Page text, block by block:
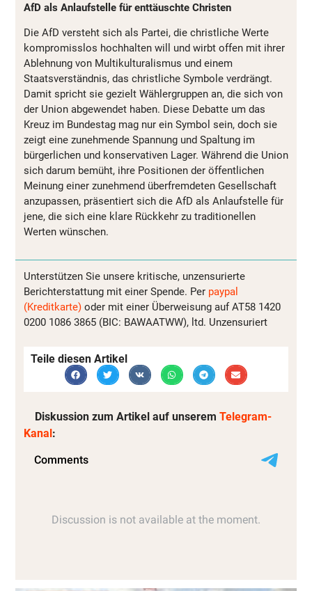
AfD als Anlaufstelle für enttäuschte Christen
Die AfD versteht sich als Partei, die christliche Werte
kompromisslos hochhalten will und wirbt offen mit ihrer
Ablehnung von Multikulturalismus und einem
Staatsverständnis, das christliche Symbole verdrängt.
Damit spricht sie gezielt Wählergruppen an, die sich von
der Union abgewendet haben. Diese Debatte um das
Kreuz im Bundestag mag nur ein Symbol sein, doch sie
zeigt eine zunehmende Spannung und Spaltung im
bürgerlichen und konservativen Lager. Während die Union
sich darum bemüht, ihre Positionen der öffentlichen
Meinung einer zunehmend überfremdeten Gesellschaft
anzupassen, präsentiert sich die AfD als Anlaufstelle für
jene, die sich eine klare Rückkehr zu traditionellen
Werten wünschen.
Unterstützen Sie unsere kritische, unzensurierte
Berichterstattung mit einer Spende. Per paypal
(Kreditkarte) oder mit einer Überweisung auf AT58 1420
0200 1086 3865 (BIC: BAWAATWW), ltd. Unzensuriert
Teile diesen Artikel
Diskussion zum Artikel auf unserem Telegram-
Kanal: